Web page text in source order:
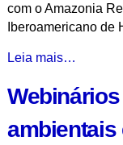
ao
Antropoceno
com o Amazonia
Iberoamericano de
Webinar
crime
e
Leia mais…
ambientais